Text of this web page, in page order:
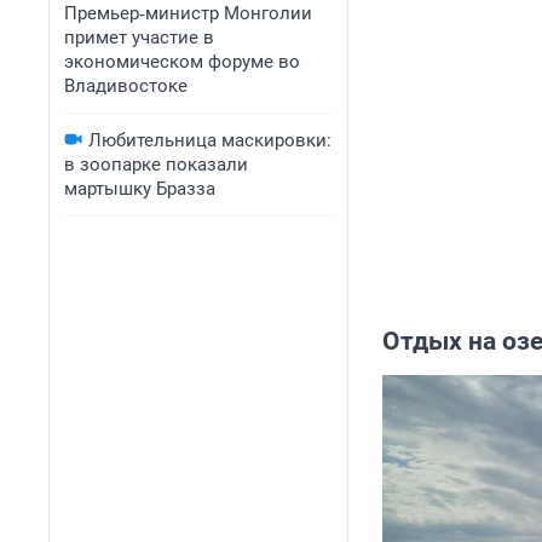
Премьер‑министр Монголии
примет участие в
экономическом форуме во
Владивостоке
Любительница маскировки:
в зоопарке показали
мартышку Бразза
Отдых на